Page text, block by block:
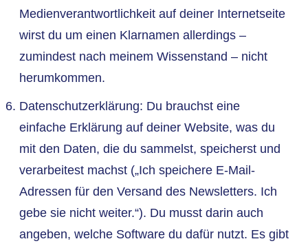
Medienverantwortlichkeit auf deiner Internetseite
wirst du um einen Klarnamen allerdings –
zumindest nach meinem Wissenstand – nicht
herumkommen.
Datenschutzerklärung: Du brauchst eine
einfache Erklärung auf deiner Website, was du
mit den Daten, die du sammelst, speicherst und
verarbeitest machst („Ich speichere E-Mail-
Adressen für den Versand des Newsletters. Ich
gebe sie nicht weiter.“). Du musst darin auch
angeben, welche Software du dafür nutzt. Es gibt